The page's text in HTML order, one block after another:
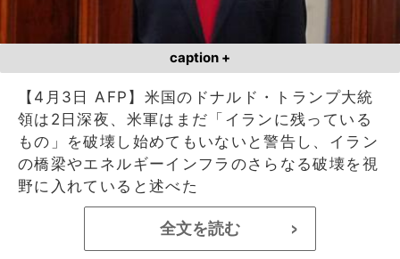
caption +
【4月3日 AFP】米国のドナルド・トランプ大統
領は2日深夜、米軍はまだ「イランに残っている
もの」を破壊し始めてもいないと警告し、イラン
の橋梁やエネルギーインフラのさらなる破壊を視
野に入れていると述べた
全文を読む >